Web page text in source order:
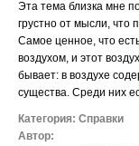
Эта тема близка мне
грустно от мысли, что
Самое ценное, что
воздухом, и этот
бывает: в воздухе
существа. Среди них
Категория: Справки
Автор: